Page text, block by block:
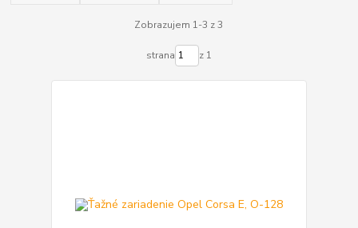
Zobrazujem 1-3 z 3
strana z 1